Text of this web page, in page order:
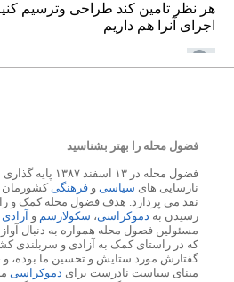
فضول محله را بهتر بشناسید
فضول محله در ۱۳
نارسایی های سیاسی و فرهنگیکشورمان
نقد می پردازد. هدف فضول محله کمک و
رسیدن به دموکراسی، سکولارسم و آزادی
مسئولین فضول محله همواره به دنبال
که در راستای کمک به آزادی و سربلندی
گفتارش مورد ستایش و تحسین ما بوده، و
مبنای سیاست نادرست برای دموکراسی